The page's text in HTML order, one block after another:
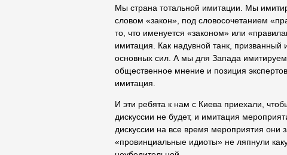
Мы страна тотальной имитации. Мы
словом «закон», под словосочетанием
то, что именуется «законом» или
имитация. Как надувной танк,
основных сил. А мы для Запада
общественное мнение и позиция
имитация.
И эти ребята к нам с Киева приехали,
дискуссии не будет, и имитация
дискуссии на все время мероприятия они
«провинциальные идиоты» не ляпнули